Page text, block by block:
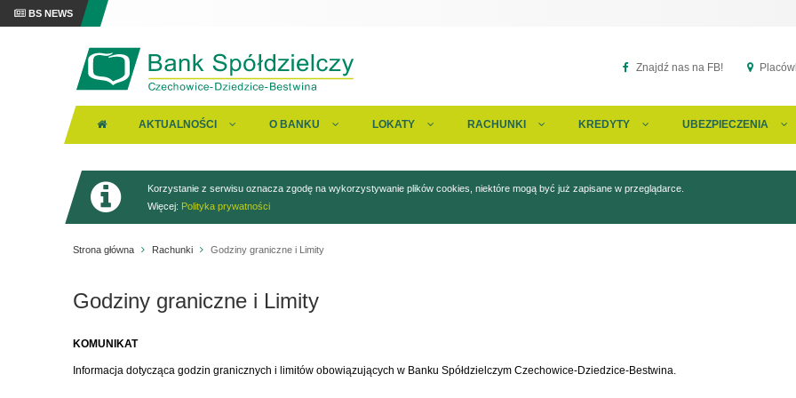
BS NEWS
Znajdź nas na FB!
AKTUALNOŚCI O BANKU LOKATY RACHUNKI KREDYTY UBEZPIECZENIA
Korzystanie z serwisu oznacza zgodę na wykorzystywanie plików cookies, niektóre mogą być już zapisane w przeglądarce.
Więcej: Polityka prywatności
Strona główna Rachunki Godziny graniczne i Limity
Godziny graniczne i Limity
KOMUNIKAT
Informacja dotycząca godzin granicznych i limitów obowiązujących w Banku Spółdzielczym Czechowice-Dziedzice-Bestwina.